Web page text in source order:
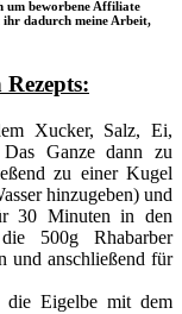
um beworbene Affiliate
dadurch meine Arbeit,
Xucker, Salz, Ei,
Ganze dann zu
zu einer Kugel
hinzugeben) und
30 Minuten in den
500g Rhabarber
und anschließend für
Eigelbe mit dem